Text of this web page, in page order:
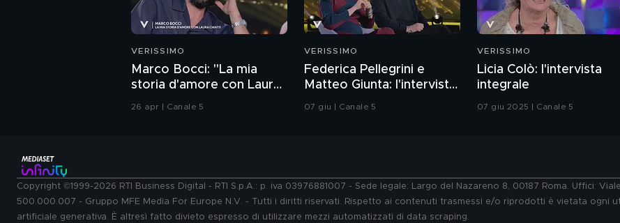
VERISSIMO
Marco Bocci: "La mia
storia d'amore con Laura
Chiatti"
26 apr | Canale 5
VERISSIMO
Federica Pellegrini e
Matteo Giunta: l'intervista
integrale
07 giu | Canale 5
VERISSIMO
Licia Colò: l'intervista
integrale
07 giu 2025 | Canale 5
Copyright ©1999-2026 RTI Business Digital - RTI S.p.A.: p. iva 03976881007 - Sede legale: Largo del Nazareno 8, 00187 Roma. Uffici:
500.000.007 - Gruppo MFE Media For Europe N.V. - Tutti i diritti riservati. Rispetto ai contenuti trasmessi e/o riprodotti è vietata ogni
artificiale generativa. È altresì fatto divieto espresso di utilizzare mezzi automatizzati di data scraping.